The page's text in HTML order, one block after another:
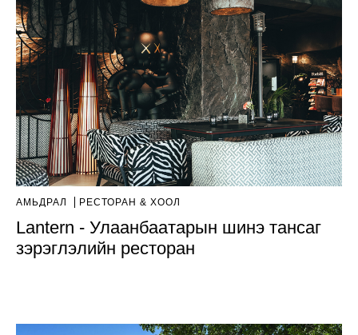
АМЬДРАЛ РЕСТОРАН & ХООЛ
Lantern - Улаанбаатарын шинэ тансаг
зэрэглэлийн ресторан